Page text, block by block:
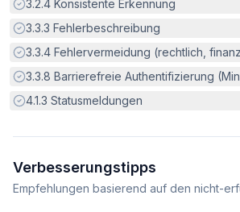
Erfüllt:
3.2.4 Konsistente Erkennung
Erfüllt:
3.3.3 Fehlerbeschreibung
Erfüllt:
3.3.4 Fehlervermeidung (rechtlich,
Erfüllt:
3.3.8 Barrierefreie Authentifizierung
Erfüllt:
4.1.3 Statusmeldungen
Verbesserungstipps
Empfehlungen basierend auf den nicht-